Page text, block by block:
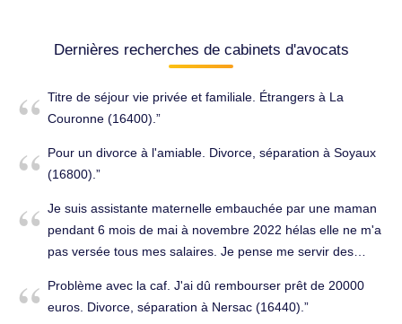
Dernières recherches de cabinets d'avocats
Titre de séjour vie privée et familiale. Étrangers à La
Couronne (16400).
Pour un divorce à l'amiable. Divorce, séparation à Soyaux
(16800).
Je suis assistante maternelle embauchée par une maman
pendant 6 mois de mai à novembre 2022 hélas elle ne m'a
pas versée tous mes salaires. Je pense me servir des
son conjoint qui travaille peut lui me payer mes salaires
sachant que sur le contrat c'est le nom de la maman qui
Problème avec la caf. J'ai dû rembourser prêt de 20000
euros. Divorce, séparation à Nersac (16440).